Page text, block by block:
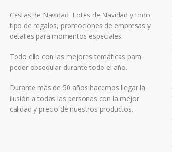
Cestas de Navidad, Lotes de Navidad y todo
tipo de regalos, promociones de empresas y
detalles para momentos especiales.
Todo ello con las mejores temáticas para
poder obsequiar durante todo el año.
Durante más de 50 años hacemos llegar la
ilusión a todas las personas con la mejor
calidad y precio de nuestros productos.